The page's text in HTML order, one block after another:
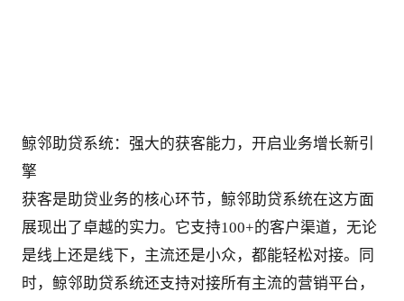
鲸邻助贷系统：强大的获客能力，开启业务增长新引
擎
获客是助贷业务的核心环节，鲸邻助贷系统在这方面
展现出了卓越的实力。它支持100+的客户渠道，无论
是线上还是线下，主流还是小众，都能轻松对接。同
时，鲸邻助贷系统还支持对接所有主流的营销平台，